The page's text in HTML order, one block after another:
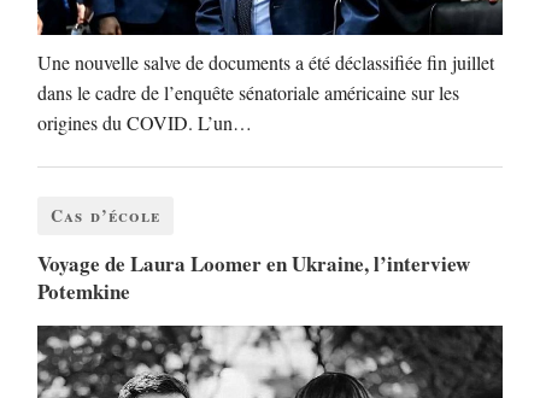
Une nouvelle salve de documents a été déclassifiée fin juillet
dans le cadre de l’enquête sénatoriale américaine sur les
origines du COVID. L’un…
Cas d’école
Voyage de Laura Loomer en Ukraine, l’interview
Potemkine